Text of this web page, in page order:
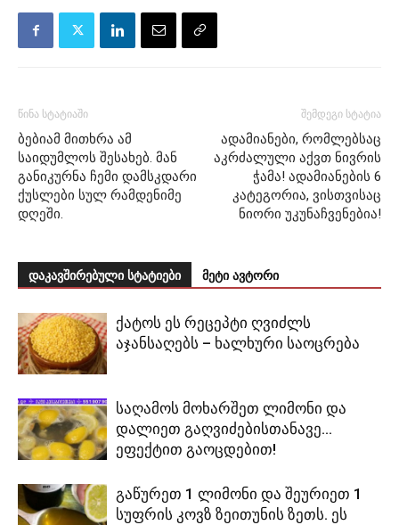
წინა სტატიაში
ბებიამ მითხრა ამ
საიდუმლოს შესახებ. მან
განიკურნა ჩემი დამსკდარი
ქუსლები სულ რამდენიმე
დღეში.
შემდეგი სტატია
ადამიანები, რომლებსაც
აკრძალული აქვთ ნივრის
ჭამა! ადამიანების 6
კატეგორია, ვისთვისაც
ნიორი უკუნაჩვენებია!
დაკავშირებული სტატიები მეტი ავტორი
ქატოს ეს რეცეპტი ღვიძლს
აჯანსაღებს – ხალხური საოცრება
საღამოს მოხარშეთ ლიმონი და
დალიეთ გაღვიძებისთანავე…
ეფექტით გაოცდებით!
გაწურეთ 1 ლიმონი და შეურიეთ 1
სუფრის კოვზ ზეითუნის ზეთს. ეს